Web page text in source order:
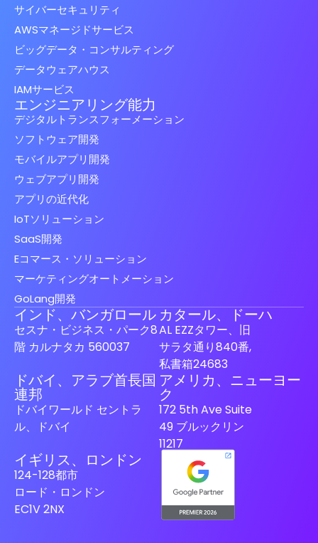
サイバーセキュリティ
AWSマネージドサービス
ビッグデータ・コンサルティング
データウェアハウス
IAMサービス
エンジニアリング能力
デジタルトランスフォーメーション
ソフトウェア開発
モバイルアプリ開発
ウェブアプリ開発
アプリの近代化
IoTソリューション
SaaS開発
Eコマース・ソリューション
マーケティングオートメーション
GoLang開発
インド、バンガロール
セスナ・ビジネス・パーク8
階 カルナタカ 560037
カタール、ドーハ
AL EZZタワー、旧
サラタ通り840番,
私書箱24683
ドバイ、アラブ首長国
連邦
ドバイワールド セントラ
ル、ドバイ
アメリカ、ニューヨー
ク
172 5th Ave Suite
49 ブルックリン
11217
イギリス、ロンドン
124-128都市
ロード・ロンドン
EC1V 2NXFrench
German
Dutch
Finnish
Spanish (Spain)